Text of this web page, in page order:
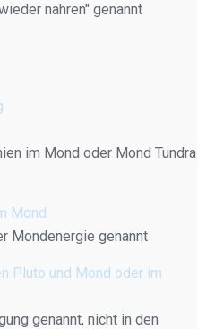
nähren" genannt
im Mond oder Mond Tundra
Mond
Mondenergie genannt
Pluto und Mond oder im
genannt, nicht in den